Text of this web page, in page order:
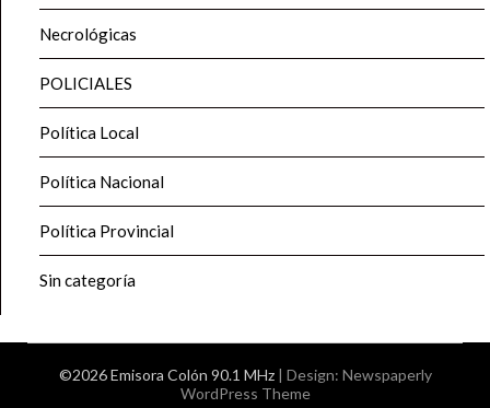
Necrológicas
POLICIALES
Política Local
Política Nacional
Política Provincial
Sin categoría
©2026 Emisora Colón 90.1 MHz | Design: Newspaperly
WordPress Theme